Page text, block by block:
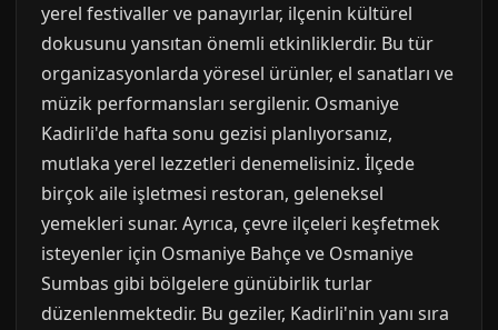
yerel festivaller ve panayırlar, ilçenin kültürel
dokusunu yansıtan önemli etkinliklerdir. Bu tür
organizasyonlarda yöresel ürünler, el sanatları ve
müzik performansları sergilenir. Osmaniye
Kadirli'de hafta sonu gezisi planlıyorsanız,
mutlaka yerel lezzetleri denemelisiniz. İlçede
birçok aile işletmesi restoran, geleneksel
yemekleri sunar. Ayrıca, çevre ilçeleri keşfetmek
isteyenler için Osmaniye Bahçe ve Osmaniye
Sumbas gibi bölgelere günübirlik turlar
düzenlenmektedir. Bu geziler, Kadirli'nin yanı sıra